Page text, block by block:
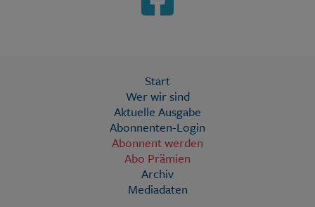
Start
Wer wir sind
Aktuelle Ausgabe
Abonnenten-Login
Abonnent werden
Abo Prämien
Archiv
Mediadaten